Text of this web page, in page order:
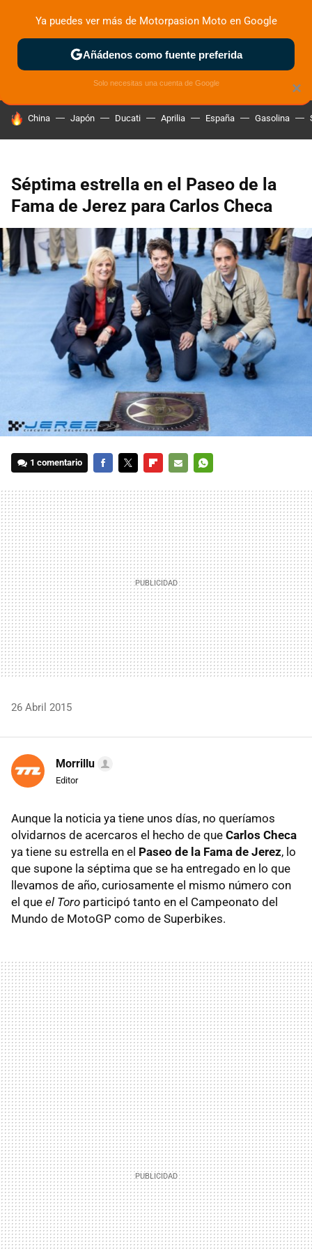
ZONA DE PRUEBAS DEPORTIVAS MOTOS ELÉCTRICAS
HOY SE HABLA DE
China Japón Ducati Aprilia España Gasolina
Séptima estrella en el Paseo de la
Fama de Jerez para Carlos Checa
1 comentario
MAIL
26 Abril 2015
Morrillu
Editor
Aunque la noticia ya tiene unos días, no queríamos
olvidarnos de acercaros el hecho de que Carlos Checa
ya tiene su estrella en el Paseo de la Fama de Jerez, lo
que supone la séptima que se ha entregado en lo que
llevamos de año, curiosamente el mismo número con
el que el Toro participó tanto en el Campeonato del
Mundo de MotoGP como de Superbikes.
×
Ya puedes ver más de Motorpasion Moto en Google
Añádenos como fuente preferida
Solo necesitas una cuenta de Google